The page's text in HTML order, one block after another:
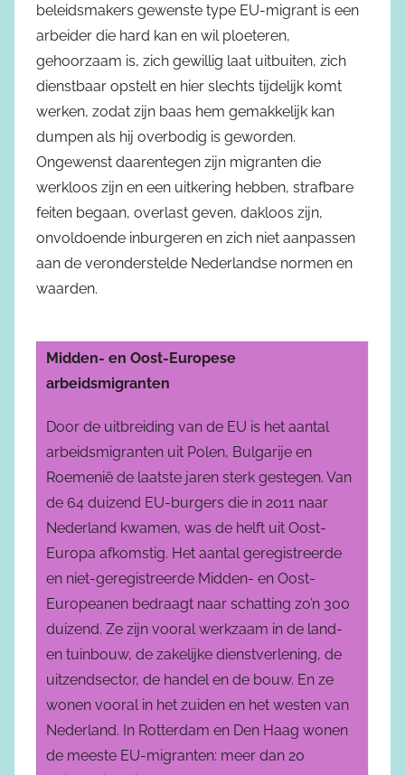
beleidsmakers gewenste type EU-migrant is een
arbeider die hard kan en wil ploeteren,
gehoorzaam is, zich gewillig laat uitbuiten, zich
dienstbaar opstelt en hier slechts tijdelijk komt
werken, zodat zijn baas hem gemakkelijk kan
dumpen als hij overbodig is geworden.
Ongewenst daarentegen zijn migranten die
werkloos zijn en een uitkering hebben, strafbare
feiten begaan, overlast geven, dakloos zijn,
onvoldoende inburgeren en zich niet aanpassen
aan de veronderstelde Nederlandse normen en
waarden.
Midden- en Oost-Europese
arbeidsmigranten
Door de uitbreiding van de EU is het aantal
arbeidsmigranten uit Polen, Bulgarije en
Roemenië de laatste jaren sterk gestegen. Van
de 64 duizend EU-burgers die in 2011 naar
Nederland kwamen, was de helft uit Oost-
Europa afkomstig. Het aantal geregistreerde
en niet-geregistreerde Midden- en Oost-
Europeanen bedraagt naar schatting zo’n 300
duizend. Ze zijn vooral werkzaam in de land-
en tuinbouw, de zakelijke dienstverlening, de
uitzendsector, de handel en de bouw. En ze
wonen vooral in het zuiden en het westen van
Nederland. In Rotterdam en Den Haag wonen
de meeste EU-migranten: meer dan 20